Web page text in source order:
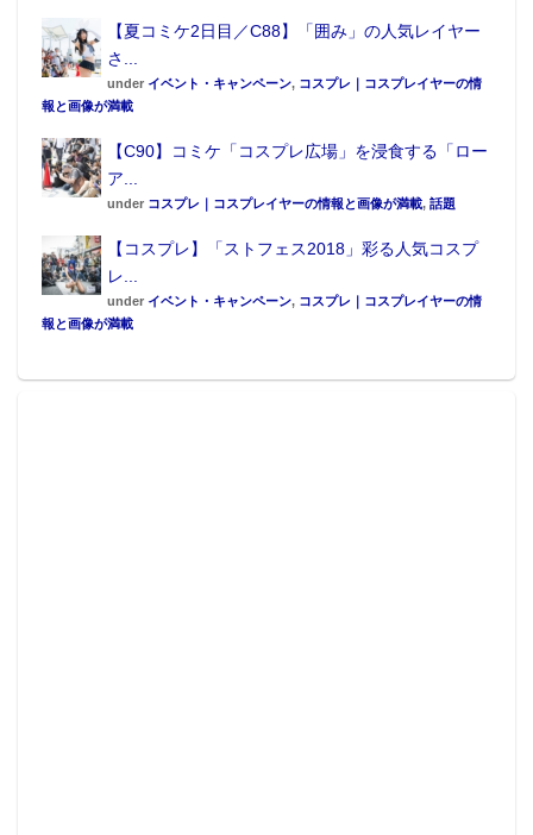
【夏コミケ2日目／C88】「囲み」の人気レイヤー
さ...
under イベント・キャンペーン, コスプレ｜コスプレイヤーの情
報と画像が満載
【C90】コミケ「コスプレ広場」を浸食する「ロー
ア...
under コスプレ｜コスプレイヤーの情報と画像が満載, 話題
【コスプレ】「ストフェス2018」彩る人気コスプ
レ...
under イベント・キャンペーン, コスプレ｜コスプレイヤーの情
報と画像が満載